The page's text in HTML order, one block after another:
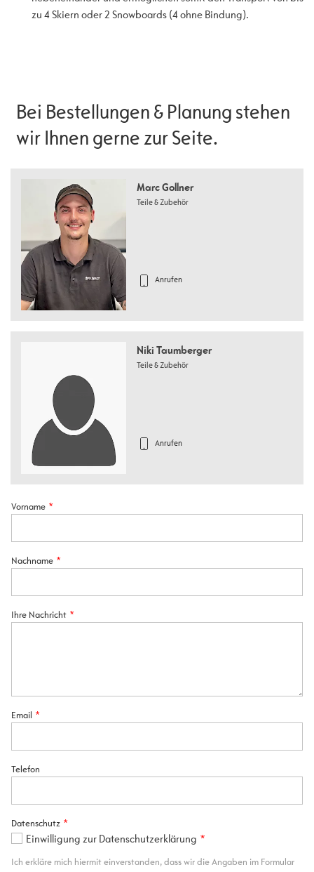
zu 4 Skiern oder 2 Snowboards (4 ohne Bindung).
Bei Bestellungen & Planung stehen
wir Ihnen gerne zur Seite.
Marc Gollner
Teile & Zubehör
Anrufen
Niki Taumberger
Teile & Zubehör
Anrufen